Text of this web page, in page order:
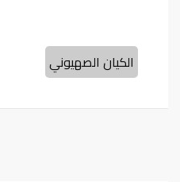
الكيان الصهيوني